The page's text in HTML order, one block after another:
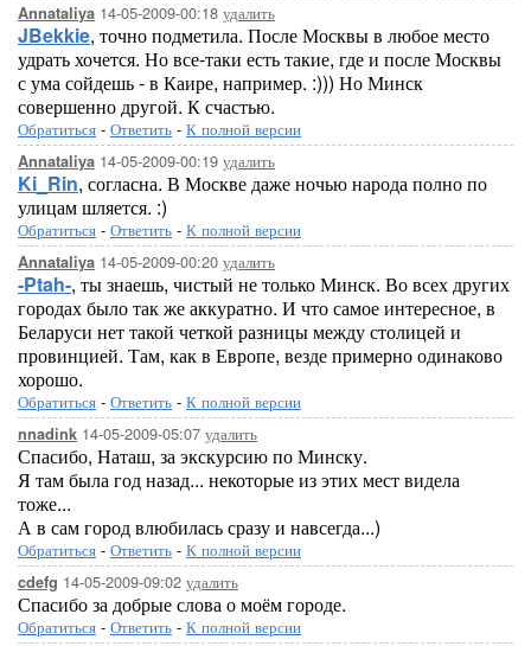
Annataliya 14-05-2009-00:18 удалить
JBekkie, точно подметила. После Москвы в любое место
удрать хочется. Но все-таки есть такие, где и после Москвы
с ума сойдешь - в Каире, например. :))) Но Минск
совершенно другой. К счастью.
Обратиться - Ответить - К полной версии
Annataliya 14-05-2009-00:19 удалить
Ki_Rin, согласна. В Москве даже ночью народа полно по
улицам шляется. :)
Обратиться - Ответить - К полной версии
Annataliya 14-05-2009-00:20 удалить
-Ptah-, ты знаешь, чистый не только Минск. Во всех других
городах было так же аккуратно. И что самое интересное, в
Беларуси нет такой четкой разницы между столицей и
провинцией. Там, как в Европе, везде примерно одинаково
хорошо.
Обратиться - Ответить - К полной версии
nnadink 14-05-2009-05:07 удалить
Спасибо, Наташ, за экскурсию по Минску.
Я там была год назад... некоторые из этих мест видела
тоже...
А в сам город влюбилась сразу и навсегда...)
Обратиться - Ответить - К полной версии
cdefg 14-05-2009-09:02 удалить
Спасибо за добрые слова о моём городе.
Обратиться - Ответить - К полной версии